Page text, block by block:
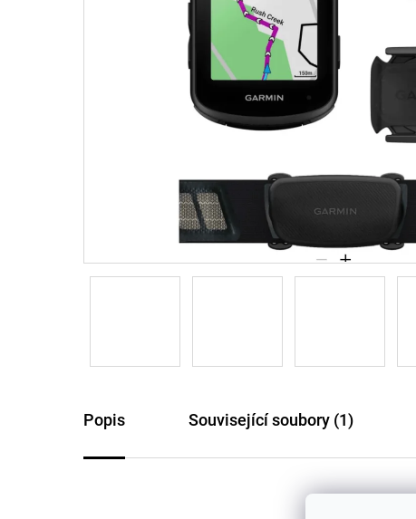
Popis Související soubory (1)